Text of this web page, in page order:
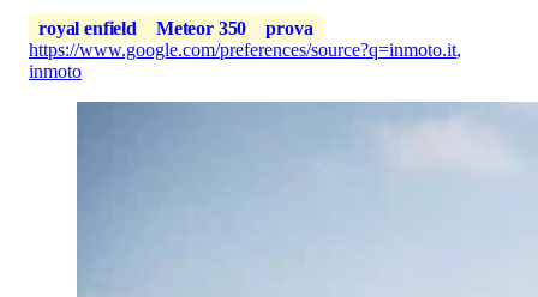
royal enfield
Meteor 350
prova
https://www.google.com/preferences/source?q=inmoto.it,
inmoto